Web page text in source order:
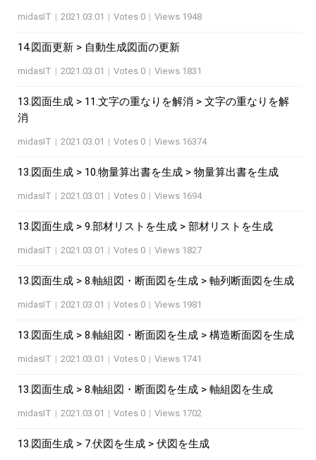
midasIT | 2021.03.01 | Votes 0 | Views 1948
14.図面更新 > 自動生成図面の更新
midasIT | 2021.03.01 | Votes 0 | Views 1831
13.図面生成 > 11.文字の重なりを解消 > 文字の重なりを解
消
midasIT | 2021.03.01 | Votes 0 | Views 16374
13.図面生成 > 10.物量算出書を生成 > 物量算出書を生成
midasIT | 2021.03.01 | Votes 0 | Views 1694
13.図面生成 > 9.部材リストを生成 > 部材リストを生成
midasIT | 2021.03.01 | Votes 0 | Views 1827
13.図面生成 > 8.軸組図・断面図を生成 > 軸列断面図を生成
midasIT | 2021.03.01 | Votes 0 | Views 1981
13.図面生成 > 8.軸組図・断面図を生成 > 構造断面図を生成
midasIT | 2021.03.01 | Votes 0 | Views 1741
13.図面生成 > 8.軸組図・断面図を生成 > 軸組図を生成
midasIT | 2021.03.01 | Votes 0 | Views 1702
13.図面生成 > 7.伏図を生成 > 伏図を生成